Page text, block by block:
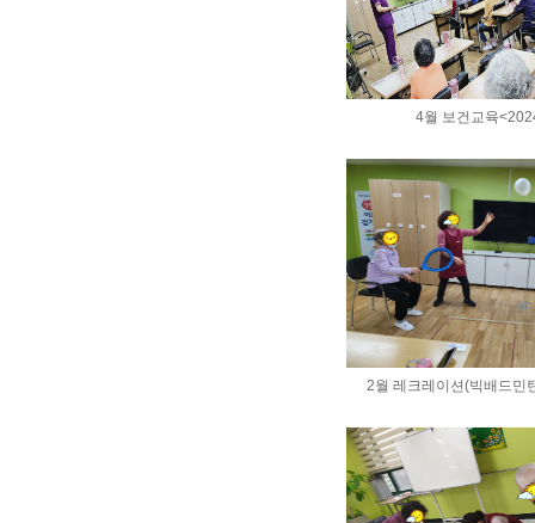
4월 보건교육
2월 레크레이션(빅배드민